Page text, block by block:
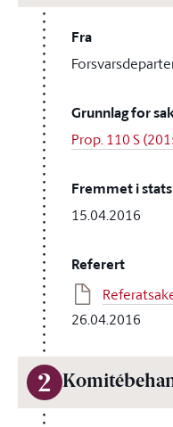
Fra
Grunnlag for
Prop. 110 S
Fremmet i
15.04.2016
Referert
26.04.2016
2